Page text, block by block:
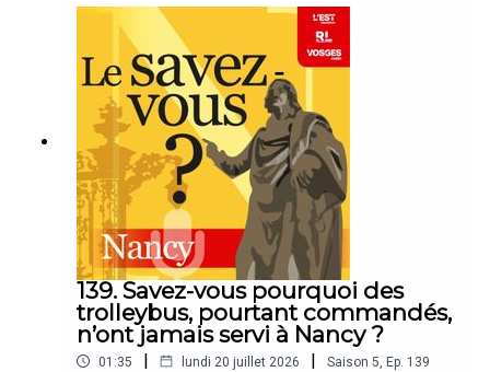
139. Savez-vous pourquoi des
trolleybus, pourtant commandés,
n’ont jamais servi à Nancy ?
01:35 | lundi 20 juillet 2026 | Saison 5 Ep. 139